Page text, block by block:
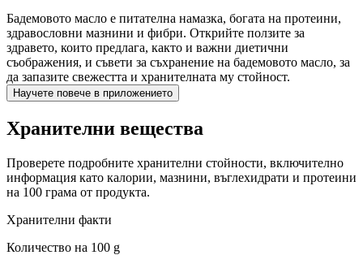
Бадемовото масло е питателна намазка, богата на протеини,
здравословни мазнини и фибри. Открийте ползите за
здравето, които предлага, както и важни диетични
съображения, и съвети за съхранение на бадемовото масло, за
да запазите свежестта и хранителната му стойност.
Научете повече в приложението
Хранителни вещества
Проверете подробните хранителни стойности, включително
информация като калории, мазнини, въглехидрати и протеини
на 100 грама от продукта.
Хранителни факти
Количество на 100 g